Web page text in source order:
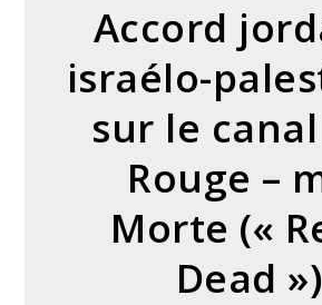
Accord
israélo-
sur le
Rouge –
Morte («
Dead »)